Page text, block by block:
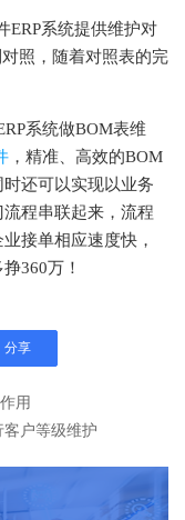
ERP系统提供维护对
照，随着对照表的完
系统做BOM表维
，精准、高效的BOM
还可以实现以业务
程串联起来，流程
接单相应速度快，
360万！
分享
用
户等级维护